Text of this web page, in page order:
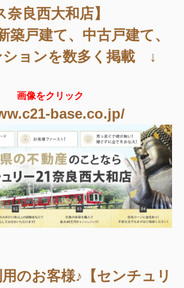
奈良西大和店】
戸建て、中古戸建て、
ションを数多く掲載 ↓
画像をクリック
base.co.jp/
のお客様♪【センチュリ